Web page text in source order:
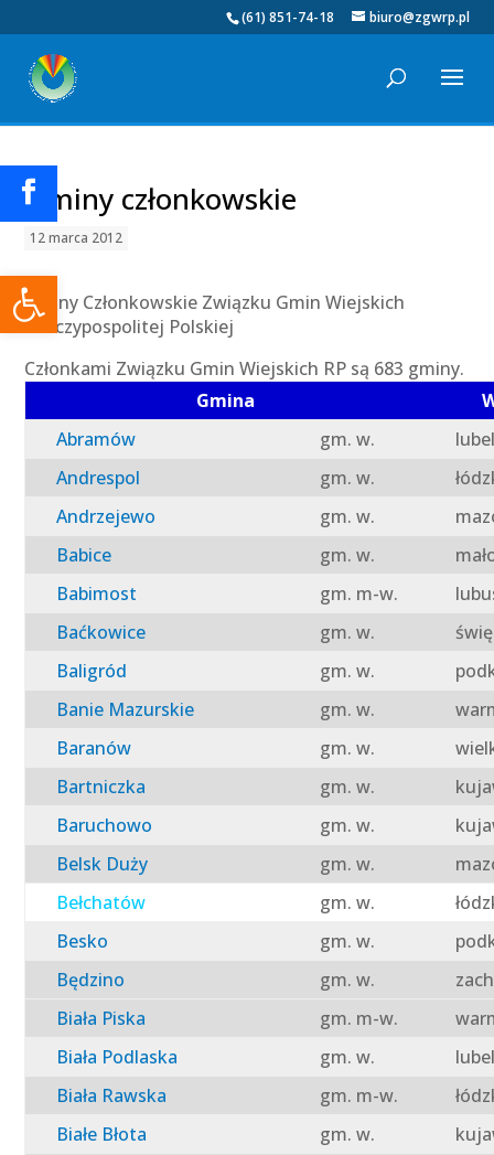
Otwórz pasek narzędzi
(61) 851-74-18 biuro@zgwrp.pl
Gminy członkowskie
12 marca 2012
Gminy Członkowskie Związku Gmin Wiejskich
Rzeczypospolitej Polskiej
Członkami Związku Gmin Wiejskich RP są 683 gminy.
Gmina
Abramów
gm. w.
Andrespol
gm. w.
Andrzejewo
gm. w.
Babice
gm. w.
Babimost
gm. m-w.
Baćkowice
gm. w.
Baligród
gm. w.
Banie Mazurskie
gm. w.
Baranów
gm. w.
Bartniczka
gm. w.
Baruchowo
gm. w.
Belsk Duży
gm. w.
Bełchatów
gm. w.
Besko
gm. w.
Będzino
gm. w.
Biała Piska
gm. m-w.
Biała Podlaska
gm. w.
Biała Rawska
gm. m-w.
Białe Błota
gm. w.